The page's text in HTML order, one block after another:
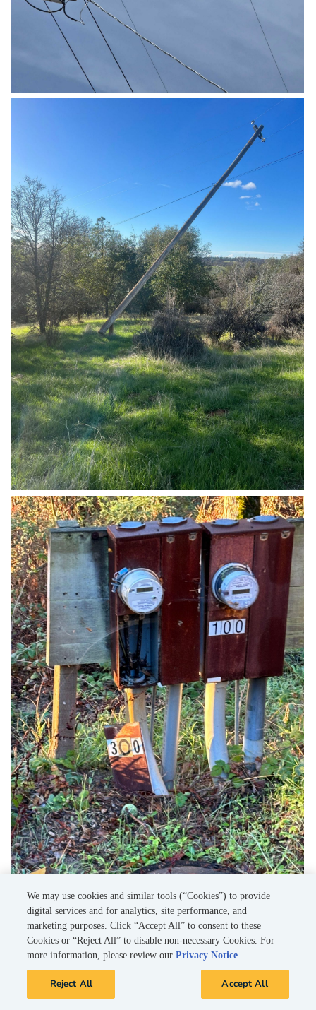
We may use cookies and similar tools (“Cookies”) to provide
digital services and for analytics, site performance, and
marketing purposes. Click “Accept All” to consent to these
Cookies or “Reject All” to disable non-necessary Cookies. For
more information, please review ourPrivacy Notice.
Reject All Accept All